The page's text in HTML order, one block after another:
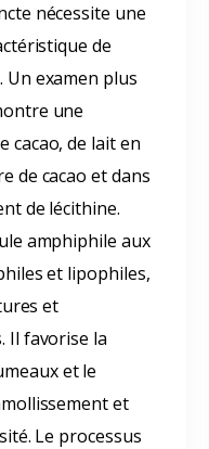
nécessite une
de
Un examen plus
une
cacao, de lait en
de cacao et dans
de lécithine.
amphiphile aux
et lipophiles,
et
Il favorise la
et le
et
Le processus